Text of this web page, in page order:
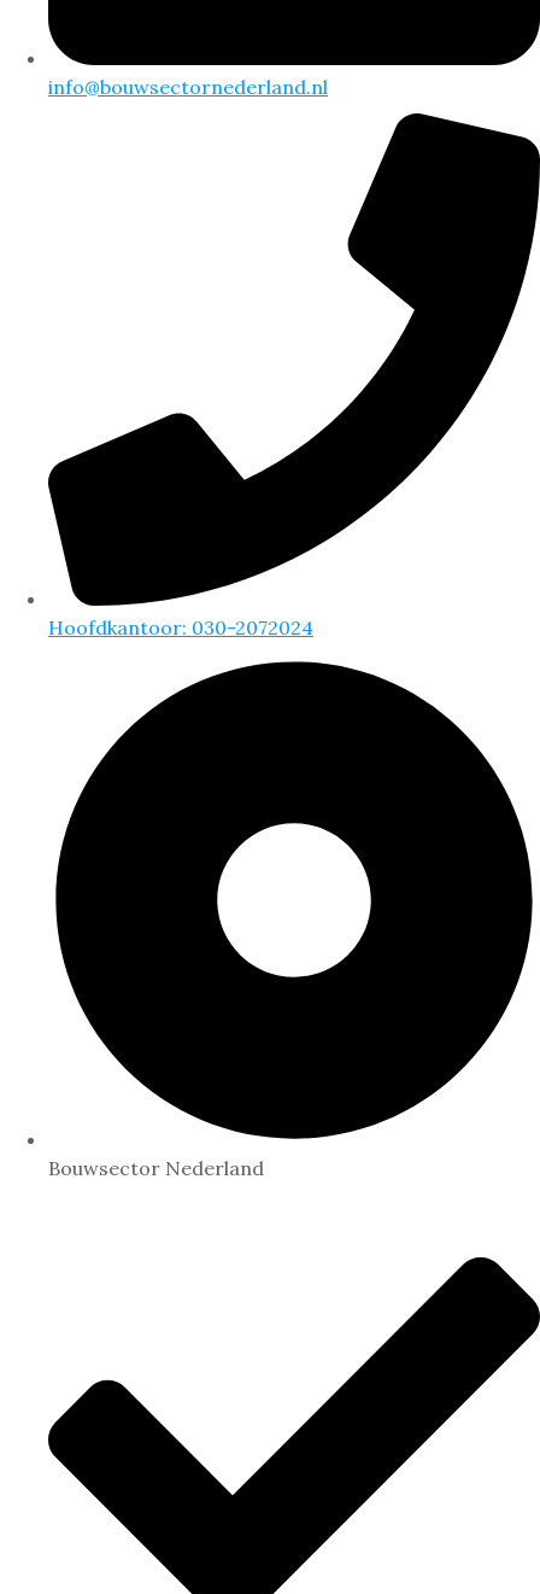
info@bouwsectornederland.nl
Hoofdkantoor: 030-2072024
Bouwsector Nederland